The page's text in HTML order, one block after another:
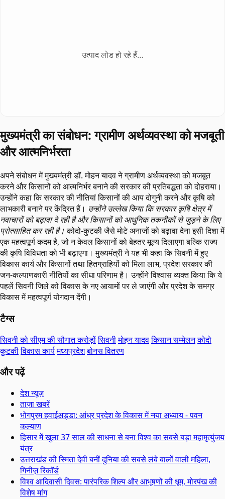
उत्पाद लोड हो रहे हैं…
मुख्यमंत्री का संबोधन: ग्रामीण अर्थव्यवस्था को मजबूती
और आत्मनिर्भरता
अपने संबोधन में मुख्यमंत्री डॉ. मोहन यादव ने ग्रामीण अर्थव्यवस्था को मजबूत
करने और किसानों को आत्मनिर्भर बनाने की सरकार की प्रतिबद्धता को दोहराया।
उन्होंने कहा कि सरकार की नीतियां किसानों की आय दोगुनी करने और कृषि को
लाभकारी बनाने पर केंद्रित हैं। उन्होंने उल्लेख किया कि सरकार कृषि क्षेत्र में
नवाचारों को बढ़ावा दे रही है और किसानों को आधुनिक तकनीकों से जुड़ने के लिए
प्रोत्साहित कर रही है।कोदो-कुटकी जैसे मोटे अनाजों को बढ़ावा देना इसी दिशा में
एक महत्वपूर्ण कदम है, जो न केवल किसानों को बेहतर मूल्य दिलाएगा बल्कि राज्य
की कृषि विविधता को भी बढ़ाएगा। मुख्यमंत्री ने यह भी कहा कि सिवनी में हुए
विकास कार्य और किसानों तथा हितग्राहियों को मिला लाभ, प्रदेश सरकार की
जन-कल्याणकारी नीतियों का सीधा परिणाम है। उन्होंने विश्वास व्यक्त किया कि ये
पहलें सिवनी जिले को विकास के नए आयामों पर ले जाएंगी और प्रदेश के समग्र
विकास में महत्वपूर्ण योगदान देंगी।
टैग्स
सिवनी को सीएम की सौगात करोड़ोंसिवनीमोहन यादवकिसान सम्मेलनकोदो
कुटकीविकास कार्यमध्यप्रदेशबोनस वितरण
और पढ़ें
देश न्यूज़
ताज़ा खबरें
भोगपुरम हवाईअड्डा: आंध्र प्रदेश के विकास में नया अध्याय - पवन
कल्याण
हिसार में खुला 37 साल की साधना से बना विश्व का सबसे बड़ा महामृत्युंजय
यंत्र
उत्तराखंड की स्मिता देवी बनीं दुनिया की सबसे लंबे बालों वाली महिला,
गिनीज़ रिकॉर्ड
विश्व आदिवासी दिवस: पारंपरिक शिल्प और आभूषणों की धूम, मोरपंख की
विशेष मांग